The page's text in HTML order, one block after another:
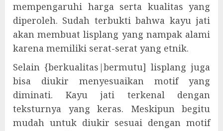
mempengaruhi harga serta kualitas yang
diperoleh. Sudah terbukti bahwa kayu jati
akan membuat lisplang yang nampak alami
karena memiliki serat-serat yang etnik.
Selain {berkualitas|bermutu] lisplang juga
bisa diukir menyesuaikan motif yang
diminati. Kayu jati terkenal dengan
teksturnya yang keras. Meskipun begitu
mudah untuk diukir sesuai dengan motif